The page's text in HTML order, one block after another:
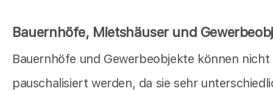
Bauernhöfe, Mietshäuser und
Bauernhöfe und Gewerbeobjekte können nicht
pauschalisiert werden, da sie sehr